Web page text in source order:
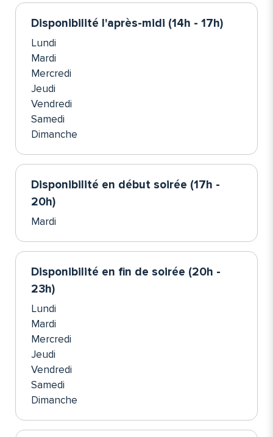
Disponibilité l'après-midi (14h - 17h)
Lundi
Mardi
Mercredi
Jeudi
Vendredi
Samedi
Dimanche
Disponibilité en début soirée (17h -
20h)
Mardi
Disponibilité en fin de soirée (20h -
23h)
Lundi
Mardi
Mercredi
Jeudi
Vendredi
Samedi
Dimanche